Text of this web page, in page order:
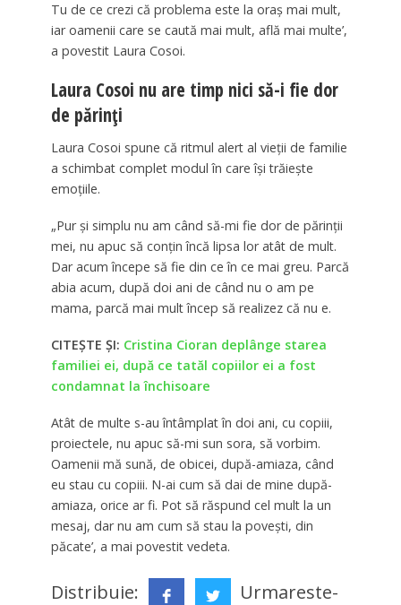
Tu de ce crezi că problema este la oraș mai mult,
iar oamenii care se caută mai mult, află mai multe’,
a povestit Laura Cosoi.
Laura Cosoi nu are timp nici să-i fie dor
de părinți
Laura Cosoi spune că ritmul alert al vieții de familie
a schimbat complet modul în care își trăiește
emoțiile.
„Pur și simplu nu am când să-mi fie dor de părinții
mei, nu apuc să conțin încă lipsa lor atât de mult.
Dar acum începe să fie din ce în ce mai greu. Parcă
abia acum, după doi ani de când nu o am pe
mama, parcă mai mult încep să realizez că nu e.
CITEȘTE ȘI: Cristina Cioran deplânge starea
familiei ei, după ce tatăl copiilor ei a fost
condamnat la închisoare
Atât de multe s-au întâmplat în doi ani, cu copiii,
proiectele, nu apuc să-mi sun sora, să vorbim.
Oamenii mă sună, de obicei, după-amiaza, când
eu stau cu copiii. N-ai cum să dai de mine după-
amiaza, orice ar fi. Pot să răspund cel mult la un
mesaj, dar nu am cum să stau la povești, din
păcate’, a mai povestit vedeta.
Distribuie:
Urmareste-